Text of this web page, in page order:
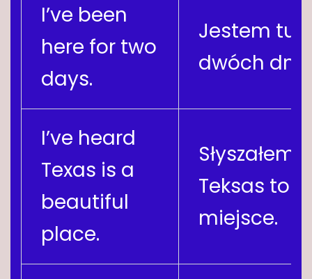
I’ve been
here for two
days.
Jestem tu
dwóch dni.
I’ve heard
Texas is a
beautiful
place.
Słyszałem,
Teksas to
miejsce.